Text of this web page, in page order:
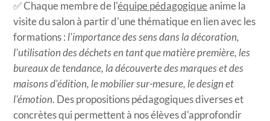
✅ Chaque membre de l'équipe pédagogiqueanime la
visite du salon à partir d'une thématique en lien avec les
formations : l'importance des sens dans la décoration,
l'utilisation des déchets en tant que matière première, les
bureaux de tendance, la découverte des marques et des
maisons d'édition, le mobilier sur-mesure, le design et
l'émotion. Des propositions pédagogiques diverses et
concrètes qui permettent à nos élèves d'approfondir